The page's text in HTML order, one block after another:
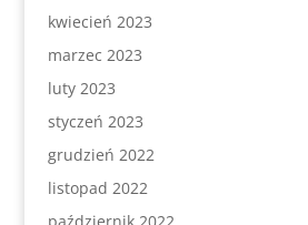
kwiecień 2023
marzec 2023
luty 2023
styczeń 2023
grudzień 2022
listopad 2022